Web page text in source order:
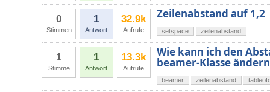
0
Stimmen
1
Antwort
32.9k
Aufrufe
Zeilenabstand auf 1,2
setspace zeilenabstand
1
Stimme
1
Antwort
13.3k
Aufrufe
Wie kann ich den
beamer-Klasse
beamer zeilenabstand